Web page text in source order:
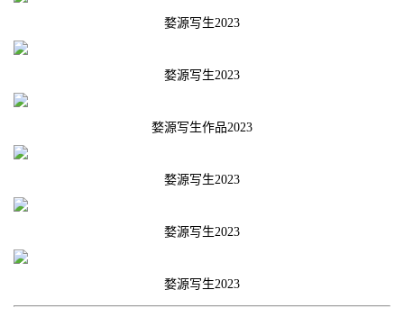
婺源写生2023
婺源写生2023
婺源写生作品2023
婺源写生2023
婺源写生2023
婺源写生2023